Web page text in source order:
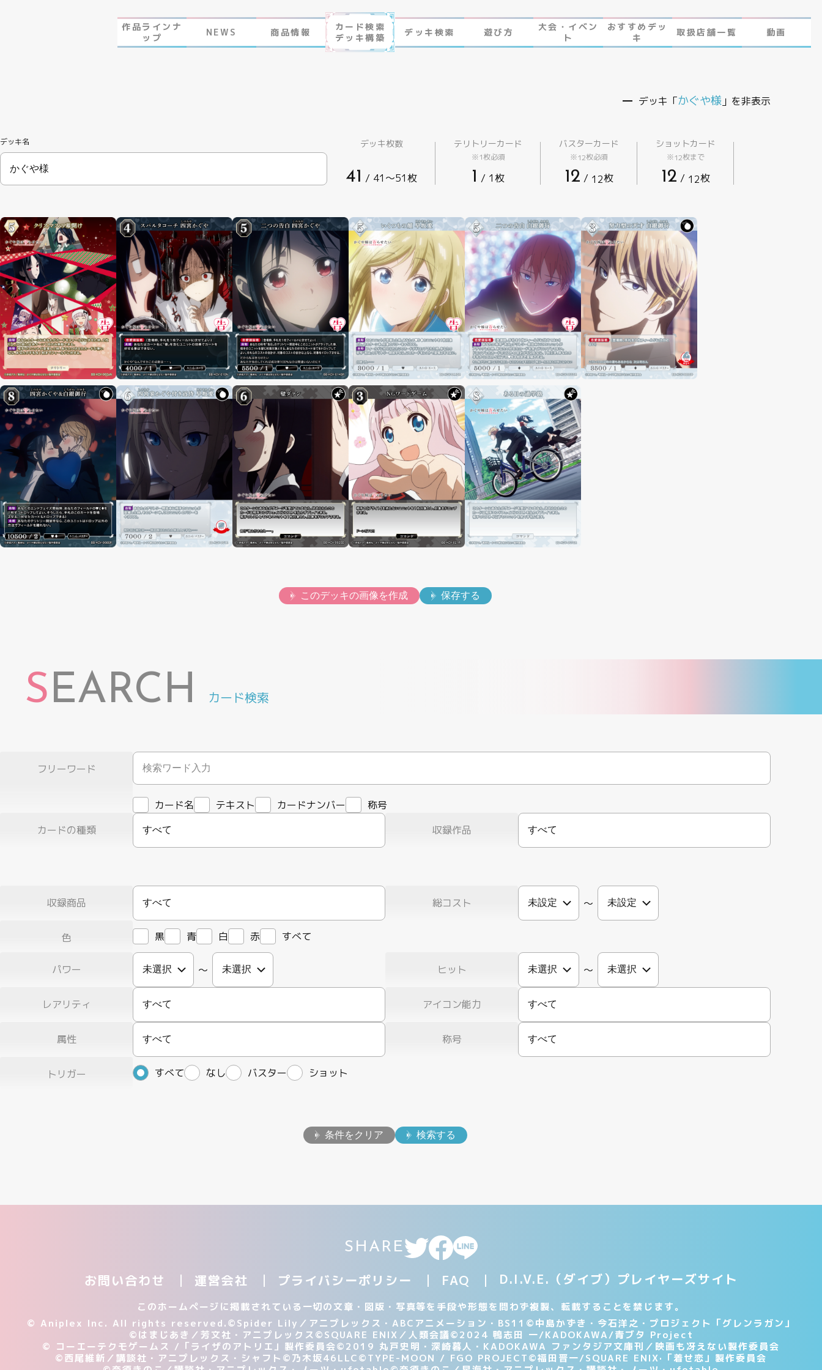
作品ラインナ
ップ
NEWS 商品情報
カード検索
デッキ構築
デッキ検索 遊び方
大会・イベン
ト
おすすめデッ
キ
取扱店舗一覧 動画
遊び方
ビルディバイド -ブライト- とは
FAQ
エラッタ
制限・禁止カード
商品情報
カード検索・デッキ構築
デッキ検索
大会・イベント
おすすめデッキ
取扱店舗一覧
動画
デッキ「かぐや様 」を非表示
デッキ名 デッキ枚数
41 / 41〜51枚
テリトリーカード
※1枚必須
1 / 1枚
バスターカード
※12枚必須
12 / 12枚
ショットカード
※12枚まで
12 / 12枚
このデッキの画像を作成 保存する
SEARCH カード検索
フリーワード
カード名 テキスト カードナンバー
称号
カードの種類
すべて 収録作品 すべて
収録商品 すべて 総コスト 〜
色 黒 青 白 赤 すべて
パワー 〜 ヒット 〜
レアリティ すべて アイコン能力 すべて
属性 すべて 称号 すべて
トリガー すべて なし バスター ショット
条件をクリア 検索する
SHARE
お問い合わせ 運営会社 プライバシーポリシー FAQ D.I.V.E.（ダイブ）プレイヤーズサイト
このホームページに掲載されている一切の文章・図版・写真等を手段や形態を問わず複製、転載することを禁じます。
© Aniplex Inc. All rights reserved.©Spider Lily／アニプレックス・ABCアニメーション・BS11 ©中島かずき・今石洋之・プロジェクト「グレンラガン」
©はまじあき／芳文社・アニプレックス©SQUARE ENIX／人類会議©2024 鴨志田 一/KADOKAWA/青ブタ Project
© コーエーテクモゲームス /「ライザのアトリエ」製作委員会©2019 丸戸史明・深崎暮人・KADOKAWA ファンタジア文庫刊／映画も冴えない製作委員会
©西尾維新／講談社・アニプレックス・シャフト ©乃木坂46LLC©TYPE-MOON / FGO PROJECT©福田晋一/SQUARE ENIX·「着せ恋」製作委員会